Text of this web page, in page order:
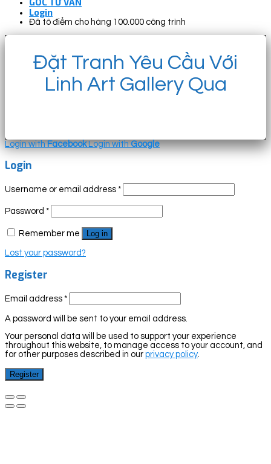
Login
Đã tô điểm cho hàng 100.000 công trình
Đặt Tranh Yêu Cầu Với
Linh Art Gallery Qua
Login withFacebook Login withGoogle
Login
Username or email address *
Password *
Remember me Log in
Lost your password?
Register
Email address *
A password will be sent to your email address.
Your personal data will be used to support your experience
throughout this website, to manage access to your account, and
for other purposes described in our privacy policy.
Register